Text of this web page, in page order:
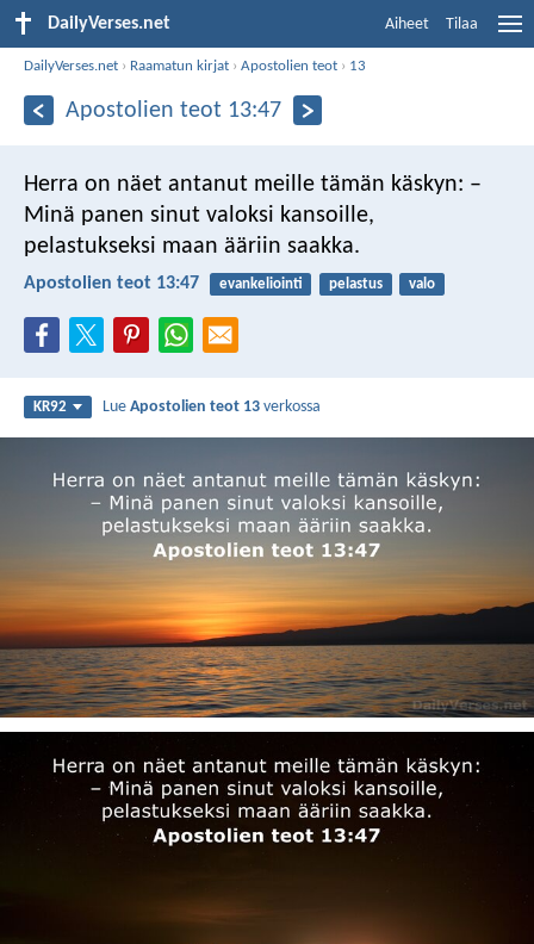
DailyVerses.net Aiheet Tilaa
DailyVerses.net › Raamatun kirjat ›Apostolien teot › 13
Apostolien teot 13:47
Herra on näet antanut meille tämän käskyn: –
Minä panen sinut valoksi kansoille,
pelastukseksi maan ääriin saakka.
Apostolien teot 13:47 evankeliointi pelastus valo
KR92 LueApostolien teot 13 verkossa